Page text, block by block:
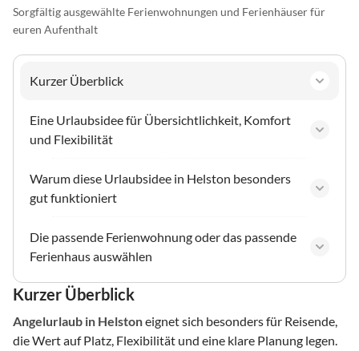
Sorgfältig ausgewählte Ferienwohnungen und Ferienhäuser für
euren Aufenthalt
Kurzer Überblick
Eine Urlaubsidee für Übersichtlichkeit, Komfort
und Flexibilität
Warum diese Urlaubsidee in Helston besonders
gut funktioniert
Die passende Ferienwohnung oder das passende
Ferienhaus auswählen
Kurzer Überblick
Angelurlaub in Helstoneignet sich besonders für Reisende,
die Wert auf Platz, Flexibilität und eine klare Planung legen.